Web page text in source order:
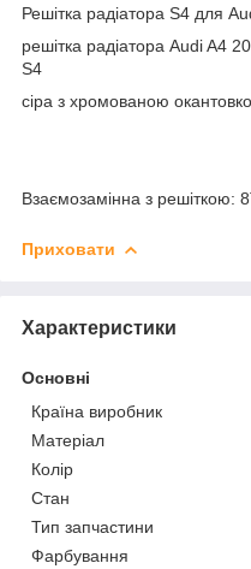
Решітка радіатора S4 для
решітка радіатора Audi A4
S4
сіра з хромованою
Взаємозамінна з решіткою:
Приховати
Характеристики
Основні
Країна виробник
Матеріал
Колір
Стан
Тип запчастини
Фарбування